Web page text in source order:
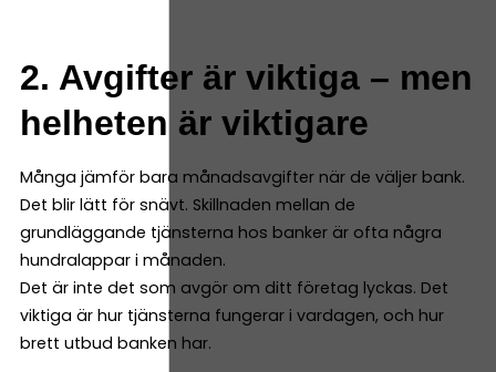
2. Avgifter är viktiga – men
helheten är viktigare
Många jämför bara månadsavgifter när de väljer bank.
Det blir lätt för snävt. Skillnaden mellan de
grundläggande tjänsterna hos banker är ofta några
hundralappar i månaden.
Det är inte det som avgör om ditt företag lyckas. Det
viktiga är hur tjänsterna fungerar i vardagen, och hur
brett utbud banken har.